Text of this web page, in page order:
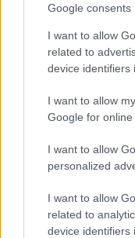
Google consents
I want to allow
related to
device identifiers
I want to allow
Google for
I want to allow
personalized
I want to allow
related to
device identifiers
Mentalista
18 éve
Valószínűleg azért
a
fejemben, hogy
adásban, majd
héttel később is
kéthetenként kerül
van és
Kíváncsi vagyok a
valamiféle
állnak pontosan a
volna a víz, ha